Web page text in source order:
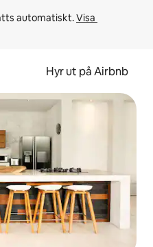
automatiskt. Visa
Hyr ut på Airbnb